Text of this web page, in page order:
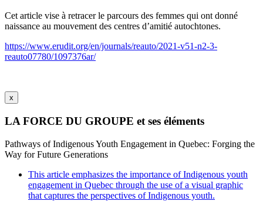
Cet article vise à retracer le parcours des femmes qui ont donné
naissance au mouvement des centres d’amitié autochtones.
https://www.erudit.org/en/journals/reauto/2021-v51-n2-3-
reauto07780/1097376ar/
x
LA FORCE DU GROUPE et ses éléments
Pathways of Indigenous Youth Engagement in Quebec: Forging the
Way for Future Generations
This article emphasizes the importance of Indigenous youth
engagement in Quebec through the use of a visual graphic
that captures the perspectives of Indigenous youth.